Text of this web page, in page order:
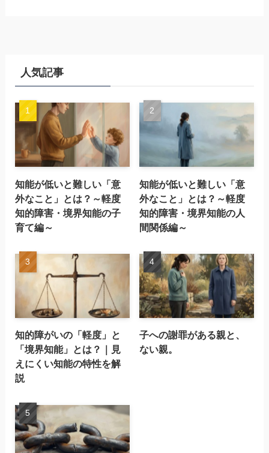
人気記事
知能が低いと難しい「意
外なこと」とは？～軽度
知的障害・境界知能の子
育て編～
知能が低いと難しい「意
外なこと」とは？～軽度
知的障害・境界知能の人
間関係編～
知的障がいの「軽度」と
「境界知能」とは？｜見
えにくい知能の特性を解
説
子への謝罪がある親と、
ない親。